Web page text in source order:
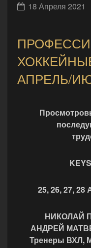
18 Апреля 2021
АПРЕЛЬ/
25, 26, 27,
НИКОЛАЙ
АНДРЕЙ
Тренеры ВХЛ,